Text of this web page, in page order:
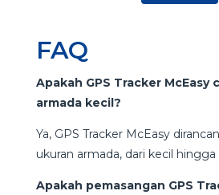
FAQ
Apakah GPS Tracker McEasy
armada kecil?
Ya, GPS Tracker McEasy
ukuran armada, dari kecil hingga
Apakah pemasangan GPS